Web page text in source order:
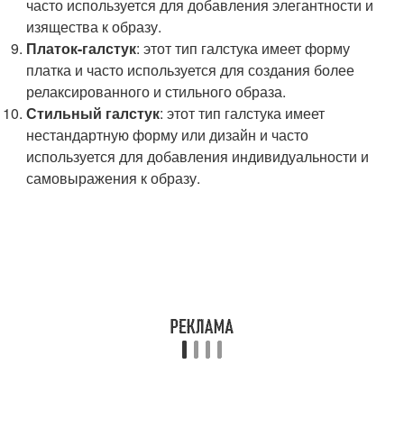
часто используется для добавления элегантности и
изящества к образу.
Платок-галстук: этот тип галстука имеет форму
платка и часто используется для создания более
релаксированного и стильного образа.
Стильный галстук: этот тип галстука имеет
нестандартную форму или дизайн и часто
используется для добавления индивидуальности и
самовыражения к образу.